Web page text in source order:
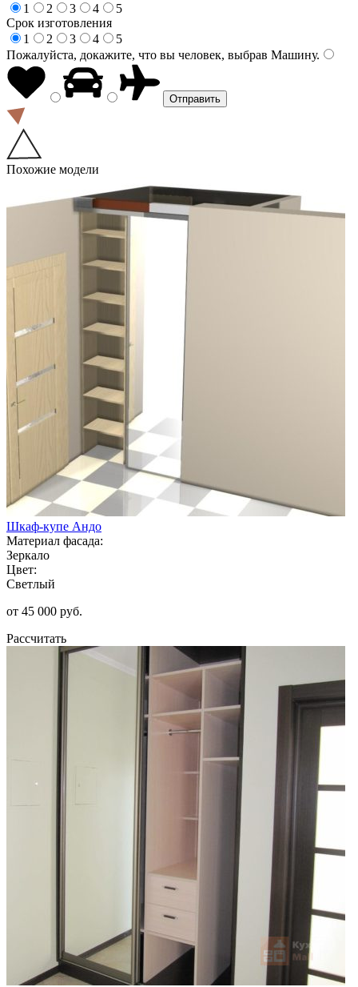
1
2 3 4
5
Срок изготовления
1
2 3 4
5
Пожалуйста, докажите, что вы человек, выбрав Машину.
Похожие модели
Шкаф-купе Андо
Материал фасада:
Зеркало
Цвет:
Светлый
от 45 000 руб.
Рассчитать